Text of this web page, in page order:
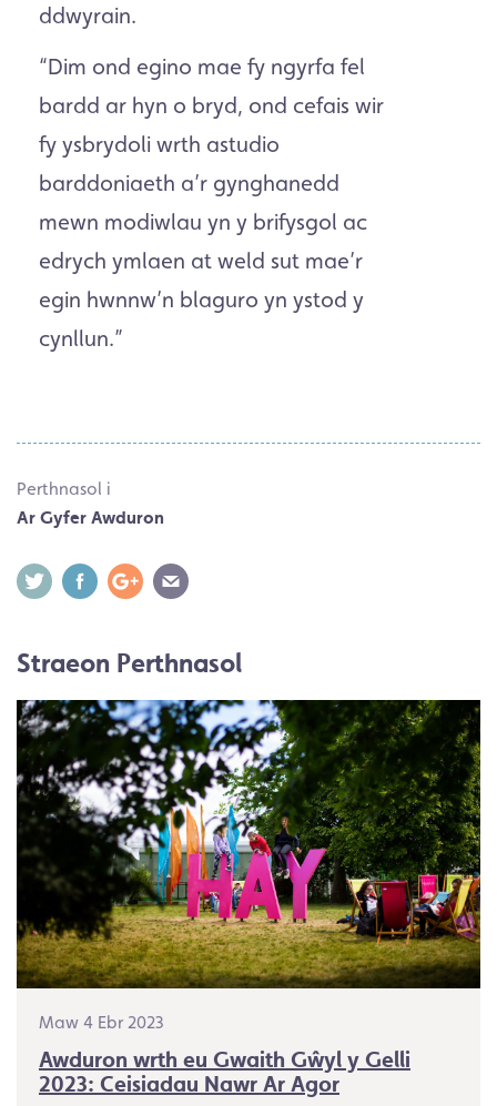
ddwyrain.
“Dim ond egino mae fy ngyrfa fel
bardd ar hyn o bryd, ond cefais wir
fy ysbrydoli wrth astudio
barddoniaeth a’r gynghanedd
mewn modiwlau yn y brifysgol ac
edrych ymlaen at weld sut mae’r
egin hwnnw’n blaguro yn ystod y
cynllun.”
Perthnasol i
Ar Gyfer Awduron
Straeon Perthnasol
Maw 4 Ebr 2023
Awduron wrth eu Gwaith Gŵyl y Gelli
2023: Ceisiadau Nawr Ar Agor